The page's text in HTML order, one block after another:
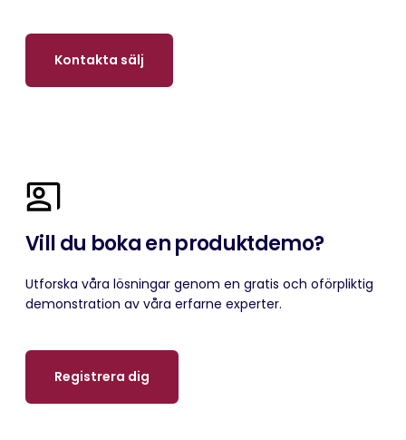
Kontakta sälj
Vill du boka en produktdemo?
Utforska våra lösningar genom en gratis och oförpliktig
demonstration av våra erfarne experter.
Registrera dig